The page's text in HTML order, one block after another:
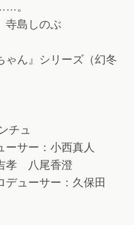
。
島しのぶ
ゃん』シリーズ（幻冬
チュ
ーサー：小西真人
孝 八尾香澄
デューサー：久保田